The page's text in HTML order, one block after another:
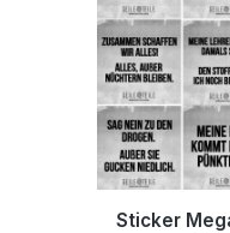
Sticker